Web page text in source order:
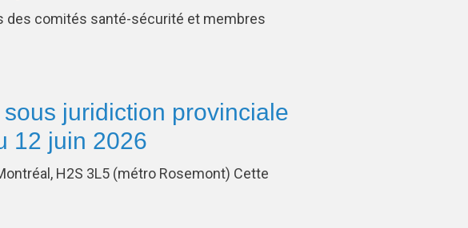
des comités santé-sécurité et membres
juridiction provinciale
12 juin 2026
H2S 3L5 (métro Rosemont) Cette